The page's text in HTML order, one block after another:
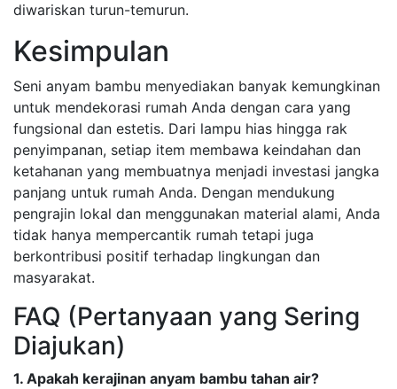
diwariskan turun-temurun.
Kesimpulan
Seni anyam bambu menyediakan banyak kemungkinan
untuk mendekorasi rumah Anda dengan cara yang
fungsional dan estetis. Dari lampu hias hingga rak
penyimpanan, setiap item membawa keindahan dan
ketahanan yang membuatnya menjadi investasi jangka
panjang untuk rumah Anda. Dengan mendukung
pengrajin lokal dan menggunakan material alami, Anda
tidak hanya mempercantik rumah tetapi juga
berkontribusi positif terhadap lingkungan dan
masyarakat.
FAQ (Pertanyaan yang Sering
Diajukan)
1. Apakah kerajinan anyam bambu tahan air?